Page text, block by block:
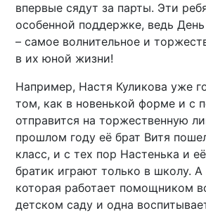
впервые сядут за парты. Эти
особенной поддержке, ведь
– самое волнительное и
в их юной жизни!
Например, Настя Куликова уже
том, как в новенькой форме и с
отправится на торжественную
прошлом году её брат Витя
класс, и с тех пор Настенька и
братик играют только в школу.
которая работает помощником
детском саду и одна